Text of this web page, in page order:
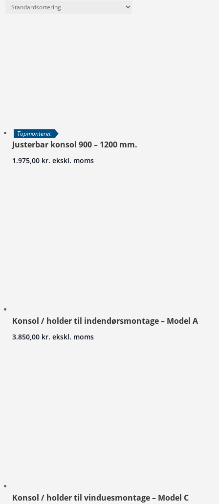
Topmonteret
Justerbar konsol 900 – 1200 mm.
1.975,00 kr. ekskl. moms
Konsol / holder til indendørsmontage – Model A
3.850,00 kr. ekskl. moms
Konsol / holder til vinduesmontage – Model C